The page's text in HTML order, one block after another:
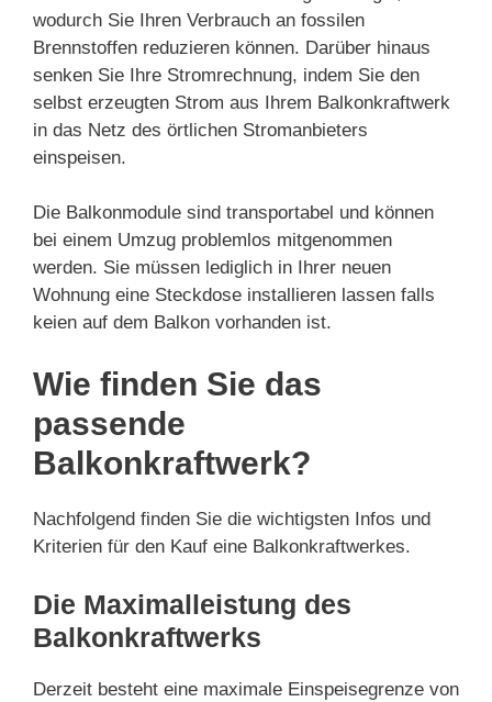
wodurch Sie Ihren Verbrauch an fossilen
Brennstoffen reduzieren können. Darüber hinaus
senken Sie Ihre Stromrechnung, indem Sie den
selbst erzeugten Strom aus Ihrem Balkonkraftwerk
in das Netz des örtlichen Stromanbieters
einspeisen.
Die Balkonmodule sind transportabel und können
bei einem Umzug problemlos mitgenommen
werden. Sie müssen lediglich in Ihrer neuen
Wohnung eine Steckdose installieren lassen falls
keien auf dem Balkon vorhanden ist.
Wie finden Sie das
passende
Balkonkraftwerk?
Nachfolgend finden Sie die wichtigsten Infos und
Kriterien für den Kauf eine Balkonkraftwerkes.
Die Maximalleistung des
Balkonkraftwerks
Derzeit besteht eine maximale Einspeisegrenze von